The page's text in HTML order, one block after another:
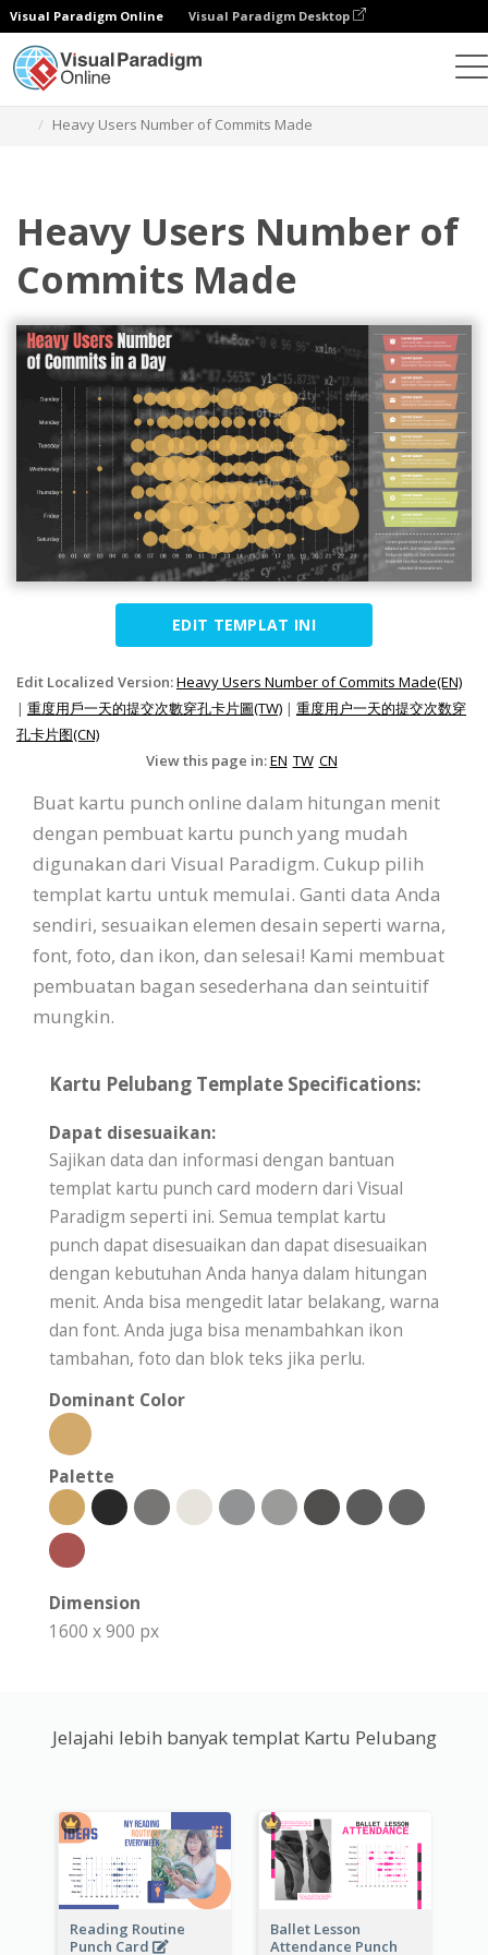
Visual Paradigm Online Visual Paradigm Desktop
Heavy Users Number of Commits Made
Heavy Users Number of
Commits Made
EDIT TEMPLAT INI
Edit Localized Version:Heavy Users Number of Commits Made(EN)
| 重度用戶一天的提交次數穿孔卡片圖(TW) | 重度用户一天的提交次数穿
孔卡片图(CN)
View this page in:EN TW CN
Buat kartu punch online dalam hitungan menit
dengan pembuat kartu punch yang mudah
digunakan dari Visual Paradigm. Cukup pilih
templat kartu untuk memulai. Ganti data Anda
sendiri, sesuaikan elemen desain seperti warna,
font, foto, dan ikon, dan selesai! Kami membuat
pembuatan bagan sesederhana dan seintuitif
mungkin.
Kartu Pelubang Template Specifications:
Dapat disesuaikan:
Sajikan data dan informasi dengan bantuan
templat kartu punch card modern dari Visual
Paradigm seperti ini. Semua templat kartu
punch dapat disesuaikan dan dapat disesuaikan
dengan kebutuhan Anda hanya dalam hitungan
menit. Anda bisa mengedit latar belakang, warna
dan font. Anda juga bisa menambahkan ikon
tambahan, foto dan blok teks jika perlu.
Dominant Color
Palette
Dimension
1600 x 900 px
Jelajahi lebih banyak templat Kartu Pelubang
Reading Routine
Punch Card
Ballet Lesson
Attendance Punch